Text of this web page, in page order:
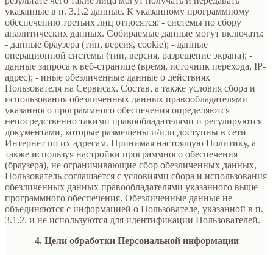
указанные в п. 3.1.2 данные. К указанному программному
обеспечению третьих лиц относятся: - системы по сбору
аналитических данных. Собираемые данные могут включать:
- данные браузера (тип, версия, cookie); - данные
операционной системы (тип, версия, разрешение экрана); -
данные запроса к веб-странице (время, источник перехода, IP-
адрес); - иные обезличенные данные о действиях
Пользователя на Сервисах. Состав, а также условия сбора и
использования обезличенных данных правообладателями
указанного программного обеспечения определяются
непосредственно такими правообладателями и регулируются
документами, которые размещены и/или доступны в сети
Интернет по их адресам. Принимая настоящую Политику, а
также используя настройки программного обеспечения
(браузера), не ограничивающие сбор обезличенных данных,
Пользователь соглашается с условиями сбора и использования
обезличенных данных правообладателями указанного выше
программного обеспечения. Обезличенные данные не
объединяются с информацией о Пользователе, указанной в п.
3.1.2. и не используются для идентификации Пользователей.
4. Цели обработки Персональной информации